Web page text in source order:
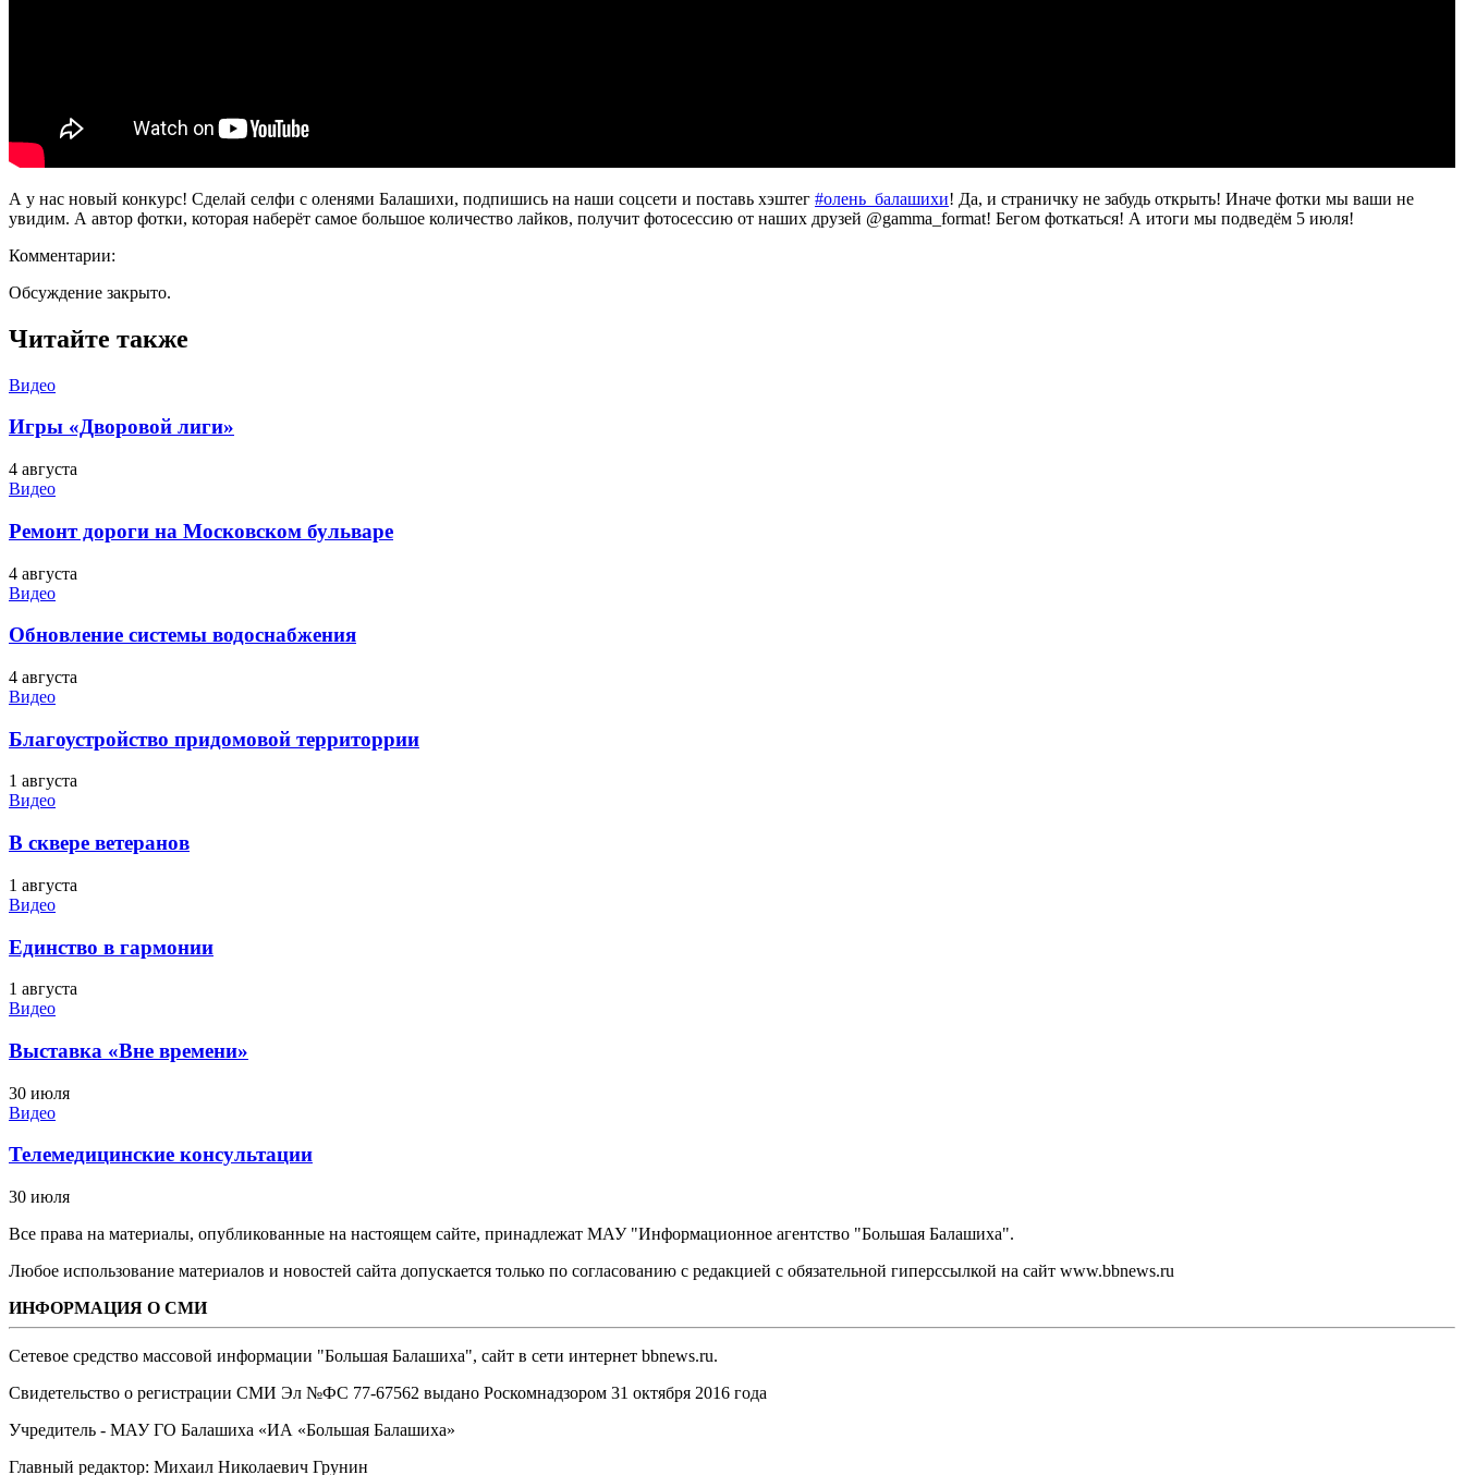
А у нас новый конкурс! Сделай селфи с оленями Балашихи, подпишись на наши соцсети и поставь хэштег #олень_балашихи! Да, и страничку не забудь открыть! Иначе фотки мы ваши не
увидим. А автор фотки, которая наберёт самое большое количество лайков, получит фотосессию от наших друзей @gamma_format! Бегом фоткаться! А итоги мы подведём 5 июля!
Комментарии:
Обсуждение закрыто.
Читайте также
Видео
Игры «Дворовой лиги»
4 августа
Видео
Ремонт дороги на Московском бульваре
4 августа
Видео
Обновление системы водоснабжения
4 августа
Видео
Благоустройство придомовой территоррии
1 августа
Видео
В сквере ветеранов
1 августа
Видео
Единство в гармонии
1 августа
Видео
Выставка «Вне времени»
30 июля
Видео
Телемедицинские консультации
30 июля
Все права на материалы, опубликованные на настоящем сайте, принадлежат МАУ "Информационное агентство "Большая Балашиха".
Любое использование материалов и новостей сайта допускается только по согласованию с редакцией с обязательной гиперссылкой на сайт www.bbnews.ru
ИНФОРМАЦИЯ О СМИ
Сетевое средство массовой информации "Большая Балашиха", сайт в сети интернет bbnews.ru.
Свидетельство о регистрации СМИ Эл №ФС ‎77-67562 выдано Роскомнадзором 31 октября 2016 года
Учредитель - МАУ ГО Балашиха «ИА «Большая Балашиха»
Главный редактор: Михаил Николаевич Грунин